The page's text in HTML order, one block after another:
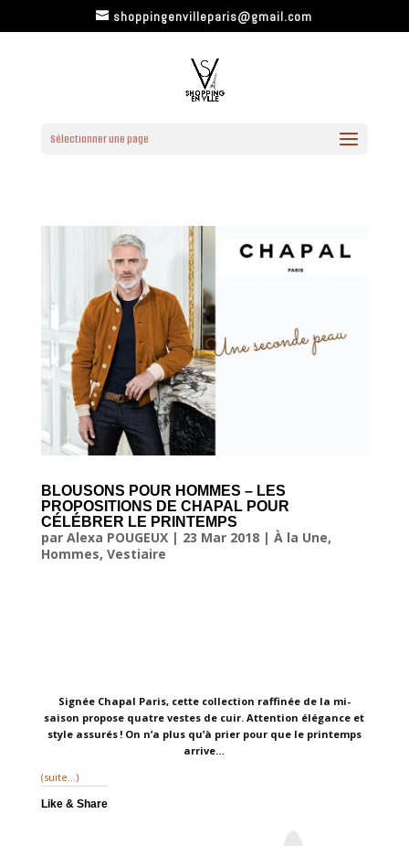
shoppingenvilleparis@gmail.com
Sélectionner une page
BLOUSONS POUR HOMMES – LES
PROPOSITIONS DE CHAPAL POUR
CÉLÉBRER LE PRINTEMPS
par Alexa POUGEUX| 23 Mar 2018| À la Une,
Hommes, Vestiaire
Signée Chapal Paris, cette collection raffinée de la mi-
saison propose quatre vestes de cuir. Attention élégance et
style assurés ! On n’a plus qu’à prier pour que le printemps
arrive…
(suite…)
Like & Share